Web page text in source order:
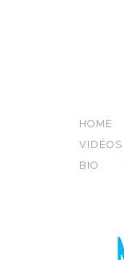
HOME
VIDÉOS
BIO